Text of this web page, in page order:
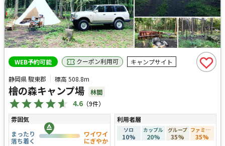
WEB予約可能 クーポン利用可
キャンプサイト
静岡県 駿東郡
標高508.8m
檜の森キャンプ場 林間
4.6 （9件）
雰囲気
まったり
落ち着く
ワイワイ
にぎやか
利用者層
ソロ
10%
カップル
20%
グループ
35%
ファミリー
35%